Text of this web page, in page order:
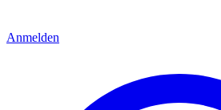
Anmelden